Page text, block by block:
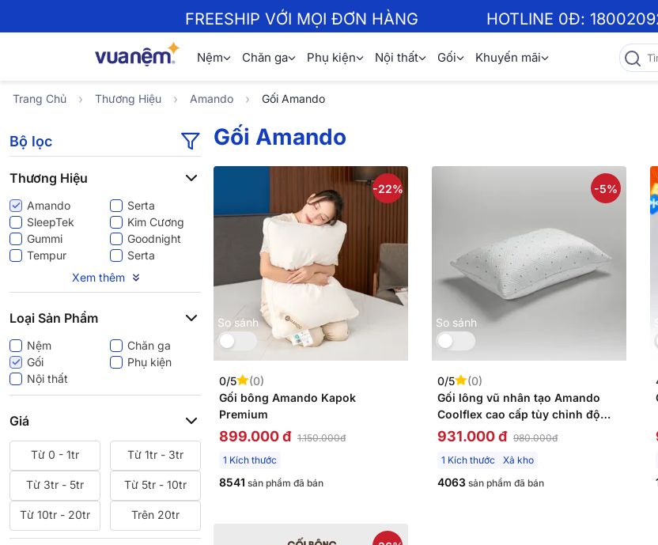
FREESHIP VỚI MỌI ĐƠN HÀNG HOTLINE 0Đ:
Nệm Chăn ga Phụ kiện Nội thất Gối Khuyến mãi
Trang Chủ Thương Hiệu Amando Gối Amando
Bộ lọc
Thương Hiệu
Amando
Serta
SleepTek
Kim Cương
Gummi
Goodnight
Tempur
Serta
Dunlopillo
Spring Air
King Koil
Dream Spring
Iyashi
Doona
Ogawa
Beyours
GoBy
Xem thêm
Loại Sản Phẩm
Nệm
Chăn ga
Gối
Phụ kiện
Nội thất
Giá
Từ 0 - 1tr Từ 1tr - 3tr
Từ 3tr - 5tr Từ 5tr - 10tr
Từ 10tr - 20tr Trên 20tr
Gối Amando
So sánh
-22%
0/5
(0)
Gối bông Amando Kapok
Premium
899.000 đ 1.150.000đ
1 Kích thước
8541 sản phẩm đã bán
So sánh
-5%
0/5
(0)
Gối lông vũ nhân tạo Amando
Coolflex cao cấp tùy chỉnh độ
cao
931.000 đ 980.000đ
1 Kích thước
Xả kho
4063 sản phẩm đã bán